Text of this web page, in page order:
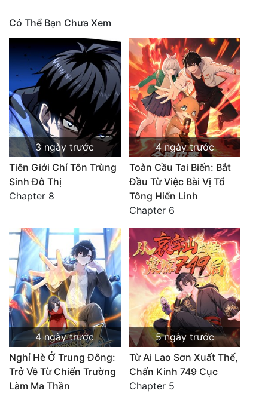
Có Thể Bạn Chưa Xem
3 ngày trước
Tiên Giới Chí Tôn Trùng
Sinh Đô Thị
Chapter 8
4 ngày trước
Toàn Cầu Tai Biến: Bắt
Đầu Từ Việc Bài Vị Tổ
Tông Hiển Linh
Chapter 6
4 ngày trước
Nghỉ Hè Ở Trung Đông:
Trở Về Từ Chiến Trường
Làm Ma Thần
5 ngày trước
Từ Ai Lao Sơn Xuất Thế,
Chấn Kinh 749 Cục
Chapter 5